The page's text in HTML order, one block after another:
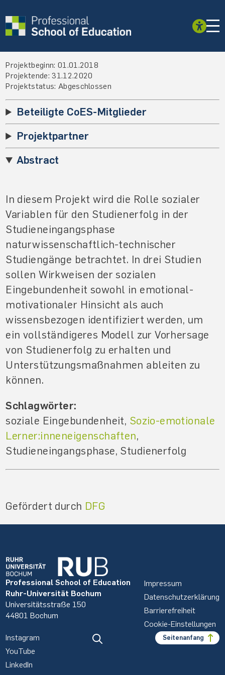
Projektbeginn: 01.01.2018
Projektende: 31.12.2020
Projektstatus: Abgeschlossen
Beteiligte CoES-Mitglieder
Projektpartner
Abstract
In diesem Projekt wird die Rolle sozialer
Variablen für den Studienerfolg in der
Studieneingangsphase
naturwissenschaftlich-technischer
Studiengänge betrachtet. In drei Studien
sollen Wirkweisen der sozialen
Eingebundenheit sowohl in emotional-
motivationaler Hinsicht als auch
wissensbezogen identifiziert werden, um
ein vollständigeres Modell zur Vorhersage
von Studienerfolg zu erhalten und
Unterstützungsmaßnahmen ableiten zu
können.
Schlagwörter:
soziale Eingebundenheit, Sozio-emotionale
Lerner:inneneigenschaften,
Studieneingangsphase, Studienerfolg
Gefördert durch DFG
Professional School of Education
Ruhr-Universität Bochum
Universitätsstraße 150
44801 Bochum
Impressum
Datenschutzerklärung
Barrierefreiheit
Cookie-Einstellungen
Instagram
YouTube
LinkedIn
Seitenanfang